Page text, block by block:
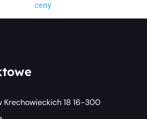
ceny
Krechowieckich 18 16-300